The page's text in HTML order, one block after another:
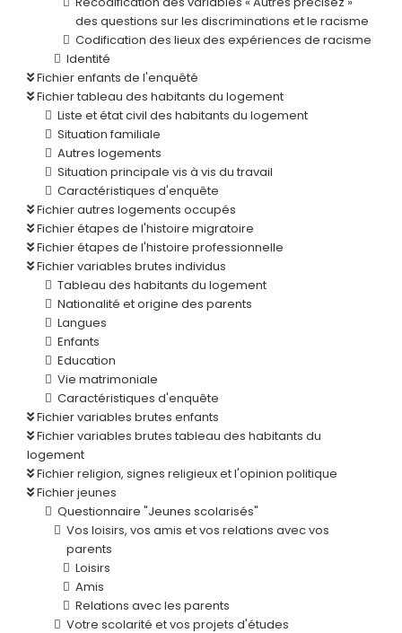
des questions sur les discriminations et le racisme
Codification des lieux des expériences de racisme
Identité
Fichier enfants de l'enquêté
Fichier tableau des habitants du logement
Liste et état civil des habitants du logement
Situation familiale
Autres logements
Situation principale vis à vis du travail
Caractéristiques d'enquête
Fichier autres logements occupés
Fichier étapes de l'histoire migratoire
Fichier étapes de l'histoire professionnelle
Fichier variables brutes individus
Tableau des habitants du logement
Nationalité et origine des parents
Langues
Enfants
Education
Vie matrimoniale
Caractéristiques d'enquête
Fichier variables brutes enfants
Fichier variables brutes tableau des habitants du
logement
Fichier religion, signes religieux et l'opinion politique
Fichier jeunes
Questionnaire "Jeunes scolarisés"
Vos loisirs, vos amis et vos relations avec vos
parents
Loisirs
Amis
Relations avec les parents
Votre scolarité et vos projets d'études